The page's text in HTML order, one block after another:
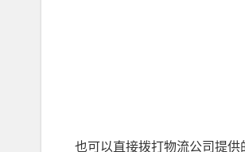
也可以直接拨打物流公司提